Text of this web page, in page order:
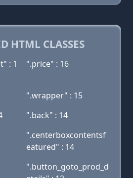
HTML CLASSES
: 1
".price" : 16
".wrapper" : 15
".back" : 14
".centerboxcontentsf
eatured" : 14
".button_goto_prod_d